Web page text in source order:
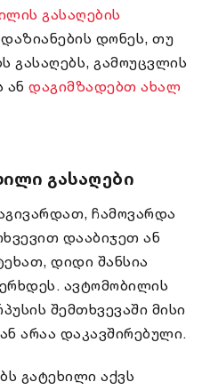
გასაღების
დაზიანების დონეს, თუ
გასაღებს, გამოუცვლის
ან დაგიმზადებთ ახალ
გასაღები
ჩამოვარდა
დააბიჯეთ ან
დიდი შანსია
ავტომობილის
შემთხვევაში მისი
არაა დაკავშირებული.
გატეხილი აქვს